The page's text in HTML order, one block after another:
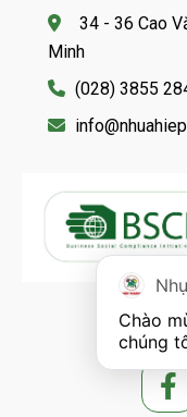
34 - 36 Cao
Minh
(028) 3855
Chào
chúng